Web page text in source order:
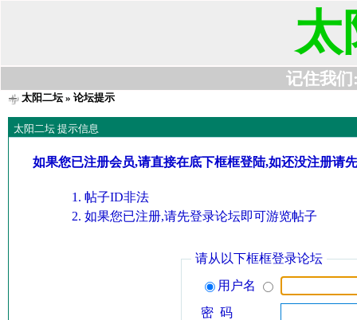
太
记住我们
太阳二坛» 论坛提示
太阳二坛 提示信息
如果您已注册会员,请直接在底下框框登陆,如还没注册请
帖子ID非法
如果您已注册,请先登录论坛即可游览帖子
请从以下框框登录论坛
用户名
密 码